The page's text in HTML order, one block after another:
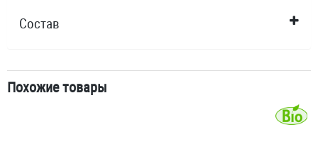
Состав
Похожие товары